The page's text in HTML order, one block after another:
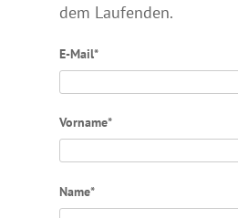
dem Laufenden.
E-Mail*
Vorname*
Name*